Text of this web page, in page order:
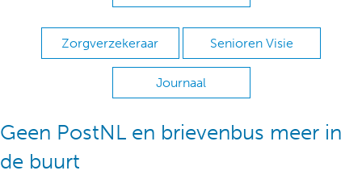
Zorgverzekeraar Senioren Visie
Journaal
Geen PostNL en brievenbus meer in
de buurt